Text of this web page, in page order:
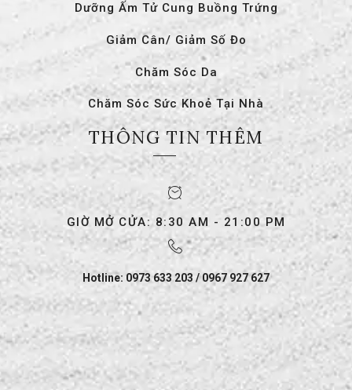
Dưỡng Ấm Tử Cung Buồng Trứng
Giảm Cân/ Giảm Số Đo
Chăm Sóc Da
Chăm Sóc Sức Khoẻ Tại Nhà
THÔNG TIN THÊM
GIỜ MỞ CỬA: 8:30 AM - 21:00 PM
Hotline: 0973 633 203 / 0967 927 627